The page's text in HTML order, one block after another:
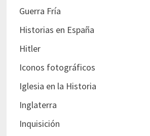
Guerra Fría
Historias en España
Hitler
Iconos fotográficos
Iglesia en la Historia
Inglaterra
Inquisición